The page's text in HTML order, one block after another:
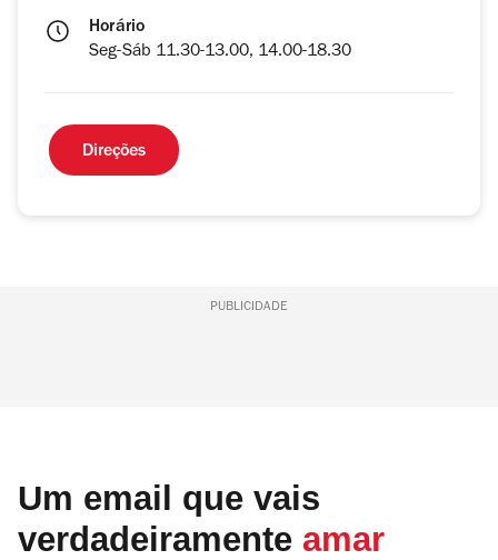
Horário
Seg-Sáb 11.30-13.00, 14.00-18.30
Direções
PUBLICIDADE
Um email que vais
verdadeiramente amar